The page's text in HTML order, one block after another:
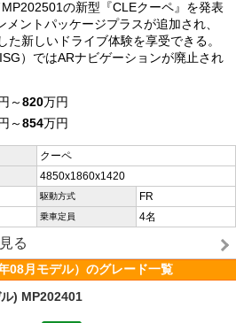
の新型『CLEクーペ』を発表
ントパッケージプラスが追加され、
新しいドライブ体験を享受できる。
）ではARナビゲーションが廃止され
～820万円
～854万円
クーペ
4850x1860x1420
駆動方式 FR
乗車定員 4名
る
08月モデル）のグレード一覧
) MP202401